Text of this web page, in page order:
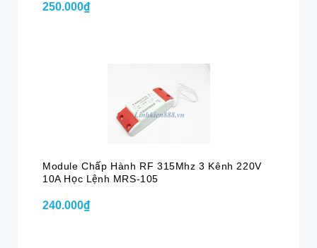
250.000₫
Module Chấp Hành RF 315Mhz 3 Kênh 220V
10A Học Lệnh MRS-105
240.000₫